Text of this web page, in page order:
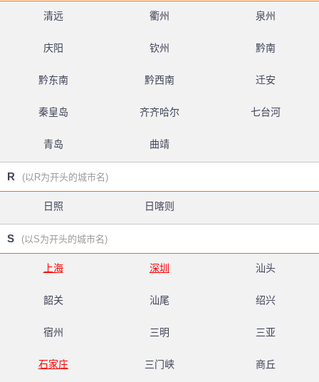
清远 衢州 泉州
庆阳 钦州 黔南
黔东南 黔西南 迁安
秦皇岛 齐齐哈尔 七台河
青岛 曲靖
R (以R为开头的城市名)
日照 日喀则
S (以S为开头的城市名)
上海 深圳 汕头
韶关 汕尾 绍兴
宿州 三明 三亚
石家庄 三门峡 商丘